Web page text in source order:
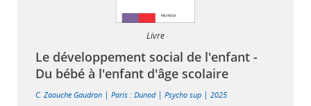
Livre
Le développement social de l'enfant -
Du bébé à l'enfant d'âge scolaire
C. Zaouche Gaudron | Paris : Dunod| Psycho sup | 2025